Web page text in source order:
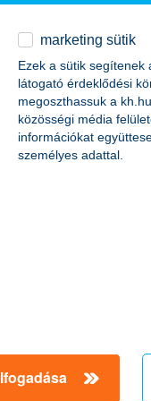
most a verseny
a K&H Alapkezelő
← Első
marketing sütik
Ezek a sütik segítenek
látogató érdeklődési
megoszthassuk a
közösségi média
információkat
személyes adattal.